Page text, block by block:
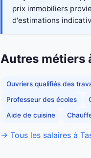
prix immobiliers
d'estimations
Autres métiers
Ouvriers qualifiés des
Professeur des écoles
Aide de cuisine
→ Tous les salaires à